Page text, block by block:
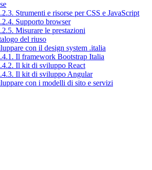
Strumenti e risorse per CSS e JavaScript
Supporto browser
Misurare le prestazioni
del riuso
con il design system .italia
Il framework Bootstrap Italia
Il kit di sviluppo React
Il kit di sviluppo Angular
con i modelli di sito e servizi